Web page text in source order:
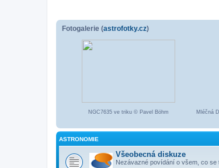
Fotogalerie (astrofotky.cz)
NGC7635 ve triku © Pavel Böhm Mléčná
ASTRONOMIE
Všeobecná diskuze
Nezávazné povídání o všem, co se